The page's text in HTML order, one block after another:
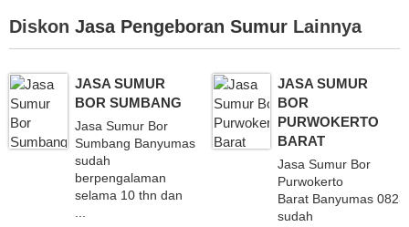
Diskon Jasa Pengeboran Sumur Lainnya
JASA SUMUR
BOR SUMBANG
Jasa Sumur Bor
Sumbang Banyumas 082340851660
sudah
berpengalaman
selama 10 thn dan
JASA SUMUR
BOR
PURWOKERTO
BARAT
Jasa Sumur Bor
Purwokerto
Barat Banyumas
sudah